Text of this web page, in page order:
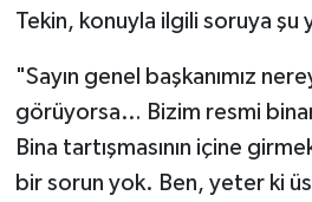
Tekin, konuyla ilgili soruya şu
"Sayın genel başkanımız
görüyorsa… Bizim resmi
Bina tartışmasının içine
bir sorun yok. Ben, yeter ki